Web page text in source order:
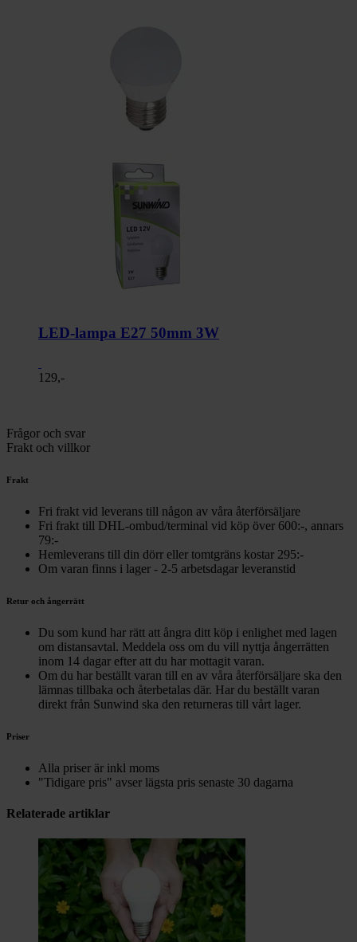
LED-lampa E27 50mm 3W
129,-
Frågor och svar
Frakt och villkor
Frakt
Fri frakt vid leverans till någon av våra återförsäljare
Fri frakt till DHL-ombud/terminal vid köp över 600:-, annars
79:-
Hemleverans till din dörr eller tomtgräns kostar 295:-
Om varan finns i lager - 2-5 arbetsdagar leveranstid
Retur och ångerrätt
Du som kund har rätt att ångra ditt köp i enlighet med lagen
om distansavtal. Meddela oss om du vill nyttja ångerrätten
inom 14 dagar efter att du har mottagit varan.
Om du har beställt varan till en av våra återförsäljare ska den
lämnas tillbaka och återbetalas där. Har du beställt varan
direkt från Sunwind ska den returneras till vårt lager.
Priser
Alla priser är inkl moms
"Tidigare pris" avser lägsta pris senaste 30 dagarna
Relaterade artiklar